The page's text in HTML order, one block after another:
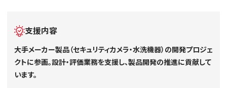
支援内容
大手メーカー製品（セキュリティカメラ・水洗機器）の開発プロジェ
クトに参画。設計・評価業務を支援し、製品開発の推進に貢献して
います。